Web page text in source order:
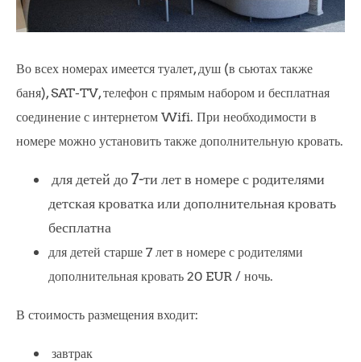
Во всех номерах имеется туалет, душ (в сьютах также
баня), SAT-TV, телефон с прямым набором и бесплатная
соединение с интернетом Wifi. При необходимости в
номере можно установить также дополнительную кровать.
для детей до 7-ти лет в номере с родителями
детская кроватка или дополнительная кровать
бесплатна
для детей старше 7 лет в номере с родителями
дополнительная кровать 20 EUR / ночь.
В стоимость размещения входит:
завтрак